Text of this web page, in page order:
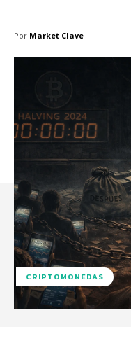
Por Market Clave
CRIPTOMONEDAS